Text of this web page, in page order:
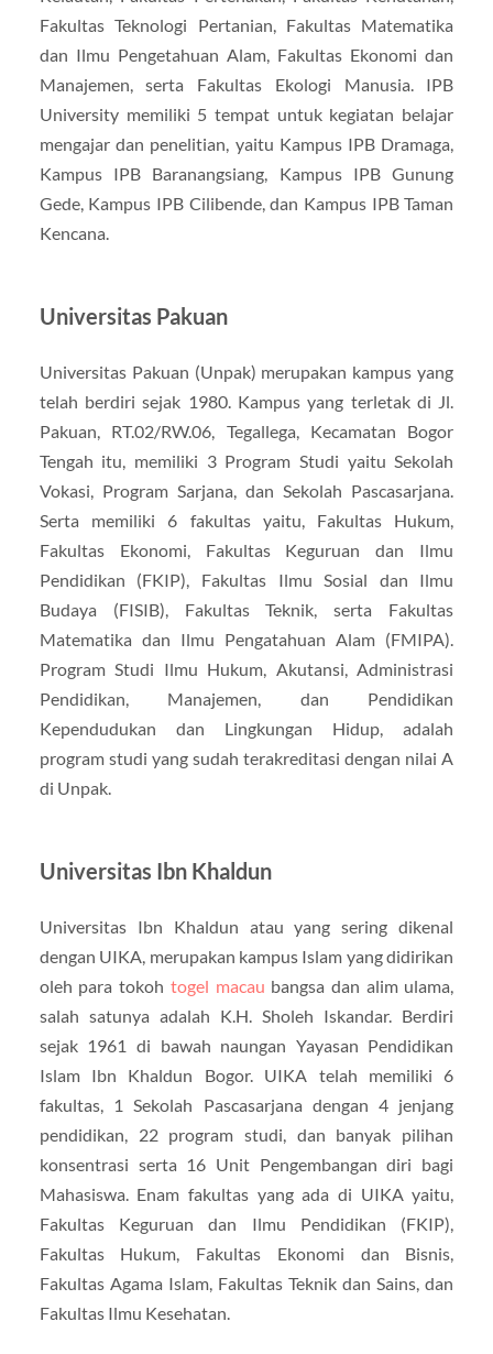
Fakultas Teknologi Pertanian, Fakultas Matematika
dan Ilmu Pengetahuan Alam, Fakultas Ekonomi dan
Manajemen, serta Fakultas Ekologi Manusia. IPB
University memiliki 5 tempat untuk kegiatan belajar
mengajar dan penelitian, yaitu Kampus IPB Dramaga,
Kampus IPB Baranangsiang, Kampus IPB Gunung
Gede, Kampus IPB Cilibende, dan Kampus IPB Taman
Kencana.
Universitas Pakuan
Universitas Pakuan (Unpak) merupakan kampus yang
telah berdiri sejak 1980. Kampus yang terletak di Jl.
Pakuan, RT.02/RW.06, Tegallega, Kecamatan Bogor
Tengah itu, memiliki 3 Program Studi yaitu Sekolah
Vokasi, Program Sarjana, dan Sekolah Pascasarjana.
Serta memiliki 6 fakultas yaitu, Fakultas Hukum,
Fakultas Ekonomi, Fakultas Keguruan dan Ilmu
Pendidikan (FKIP), Fakultas Ilmu Sosial dan Ilmu
Budaya (FISIB), Fakultas Teknik, serta Fakultas
Matematika dan Ilmu Pengatahuan Alam (FMIPA).
Program Studi Ilmu Hukum, Akutansi, Administrasi
Pendidikan, Manajemen, dan Pendidikan
Kependudukan dan Lingkungan Hidup, adalah
program studi yang sudah terakreditasi dengan nilai A
di Unpak.
Universitas Ibn Khaldun
Universitas Ibn Khaldun atau yang sering dikenal
dengan UIKA, merupakan kampus Islam yang didirikan
oleh para tokoh togel macau bangsa dan alim ulama,
salah satunya adalah K.H. Sholeh Iskandar. Berdiri
sejak 1961 di bawah naungan Yayasan Pendidikan
Islam Ibn Khaldun Bogor. UIKA telah memiliki 6
fakultas, 1 Sekolah Pascasarjana dengan 4 jenjang
pendidikan, 22 program studi, dan banyak pilihan
konsentrasi serta 16 Unit Pengembangan diri bagi
Mahasiswa. Enam fakultas yang ada di UIKA yaitu,
Fakultas Keguruan dan Ilmu Pendidikan (FKIP),
Fakultas Hukum, Fakultas Ekonomi dan Bisnis,
Fakultas Agama Islam, Fakultas Teknik dan Sains, dan
Fakultas Ilmu Kesehatan.